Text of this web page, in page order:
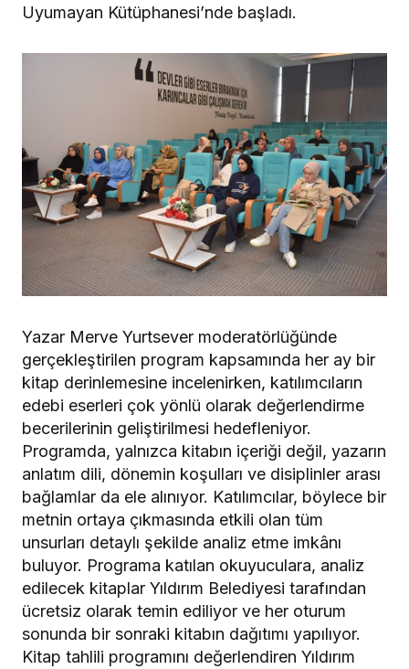
Uyumayan Kütüphanesi’nde başladı.
Yazar Merve Yurtsever moderatörlüğünde
gerçekleştirilen program kapsamında her ay bir
kitap derinlemesine incelenirken, katılımcıların
edebi eserleri çok yönlü olarak değerlendirme
becerilerinin geliştirilmesi hedefleniyor.
Programda, yalnızca kitabın içeriği değil, yazarın
anlatım dili, dönemin koşulları ve disiplinler arası
bağlamlar da ele alınıyor. Katılımcılar, böylece bir
metnin ortaya çıkmasında etkili olan tüm
unsurları detaylı şekilde analiz etme imkânı
buluyor. Programa katılan okuyuculara, analiz
edilecek kitaplar Yıldırım Belediyesi tarafından
ücretsiz olarak temin ediliyor ve her oturum
sonunda bir sonraki kitabın dağıtımı yapılıyor.
Kitap tahlili programını değerlendiren Yıldırım